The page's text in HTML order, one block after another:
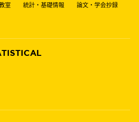
室 統計・基礎情報
論文・学会抄録